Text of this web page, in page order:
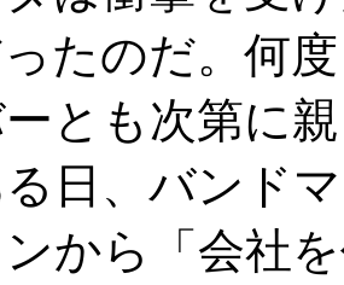
たのだ。何
ーとも次第に
日、バンド
から「会社